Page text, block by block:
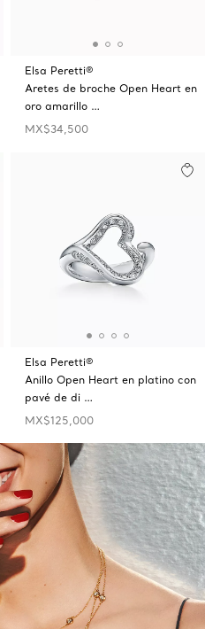
Elsa Peretti®
Aretes de broche Open Heart en
oro amarillo …
MX$34,500
Elsa Peretti®
Anillo Open Heart en platino con
pavé de di …
MX$125,000